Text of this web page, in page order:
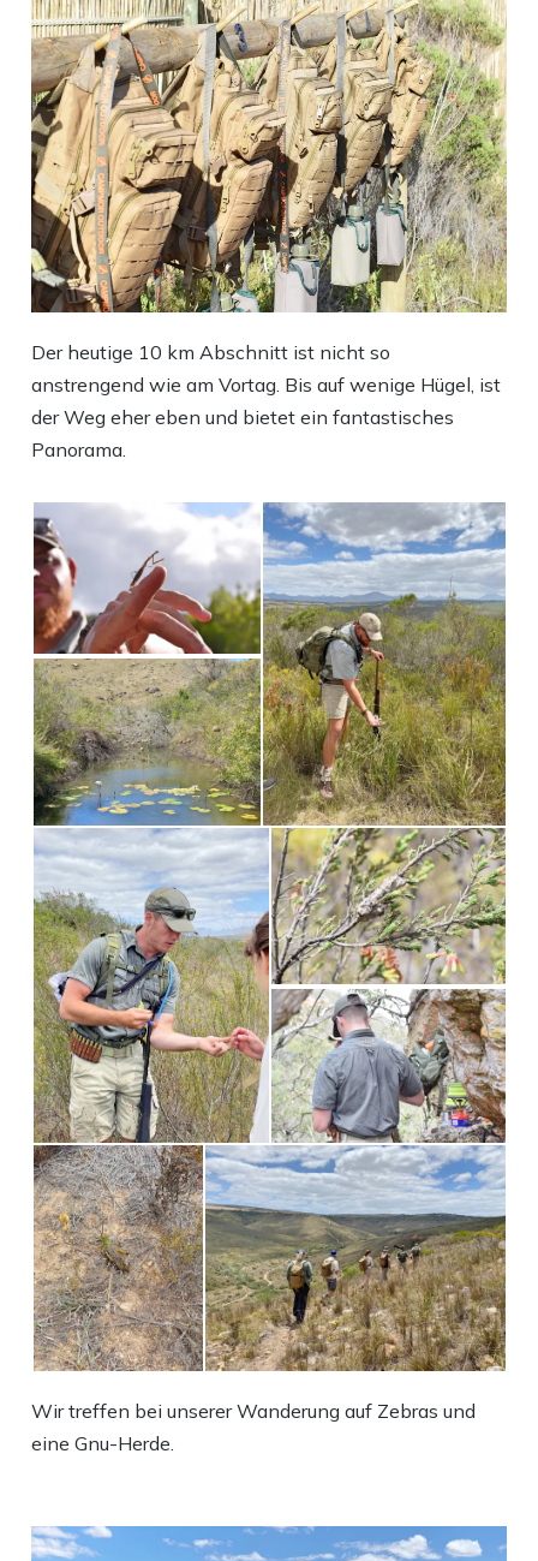
Der heutige 10 km Abschnitt ist nicht so
anstrengend wie am Vortag. Bis auf wenige Hügel, ist
der Weg eher eben und bietet ein fantastisches
Panorama.
Wir treffen bei unserer Wanderung auf Zebras und
eine Gnu-Herde.